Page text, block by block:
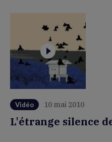
Vidéo 10 mai 2010
L'étrange silence